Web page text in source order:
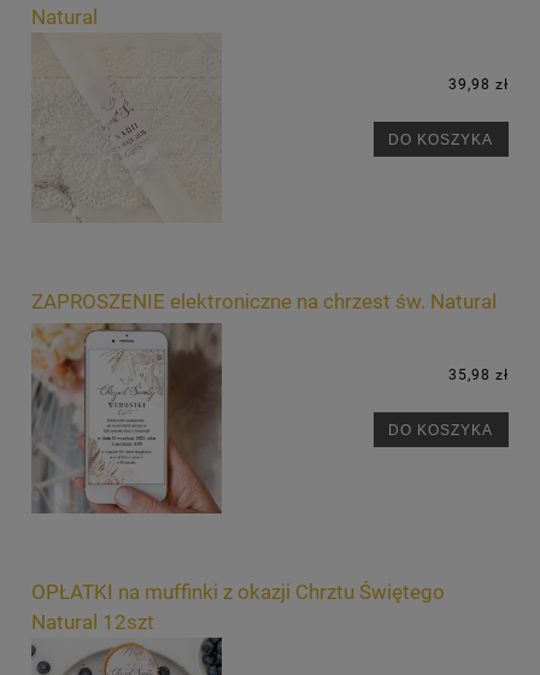
Natural
39,98 zł
DO KOSZYKA
ZAPROSZENIE elektroniczne na chrzest św. Natural
35,98 zł
DO KOSZYKA
OPŁATKI na muffinki z okazji Chrztu Świętego
Natural 12szt